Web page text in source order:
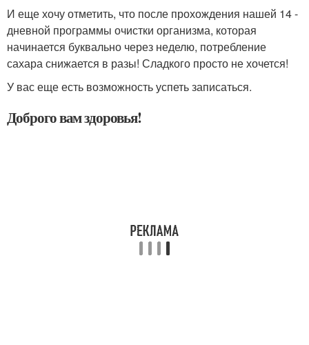
И еще хочу отметить, что после прохождения нашей 14 -
дневной программы очистки организма, которая
начинается буквально через неделю, потребление
сахара снижается в разы! Сладкого просто не хочется!
У вас еще есть возможность успеть записаться.
Доброго вам здоровья!